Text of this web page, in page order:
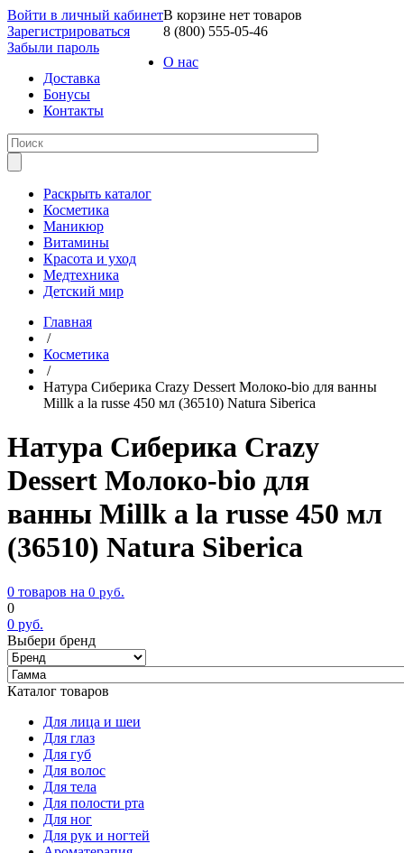
Войти в личный кабинет
Зарегистрироваться
Забыли пароль
В корзине нет товаров
8 (800) 555-05-46
О нас
Доставка
Бонусы
Контакты
Раскрыть каталог
Косметика
Маникюр
Витамины
Красота и уход
Медтехника
Детский мир
Главная
/
Косметика
/
Натура Сиберика Crazy Dessert Молоко-bio для ванны
Millk a la russe 450 мл (36510) Natura Siberica
Натура Сиберика Crazy
Dessert Молоко-bio для
ванны Millk a la russe 450 мл
(36510) Natura Siberica
0 товаров на 0 руб.
0
0 руб.
Выбери бренд
Каталог товаров
Для лица и шеи
Для глаз
Для губ
Для волос
Для тела
Для полости рта
Для ног
Для рук и ногтей